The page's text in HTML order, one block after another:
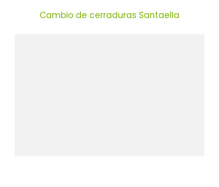
Cambio de cerraduras Santaella